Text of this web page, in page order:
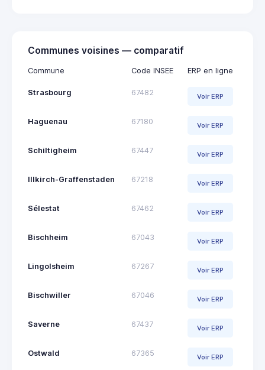
Communes voisines — comparatif
Commune Code INSEE ERP en ligne
Strasbourg 67482 Voir ERP
Haguenau 67180 Voir ERP
Schiltigheim 67447 Voir ERP
Illkirch-Graffenstaden 67218 Voir ERP
Sélestat 67462 Voir ERP
Bischheim 67043 Voir ERP
Lingolsheim 67267 Voir ERP
Bischwiller 67046 Voir ERP
Saverne 67437 Voir ERP
Ostwald 67365 Voir ERP